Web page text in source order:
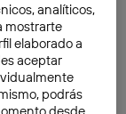
podrán
a
de última
NFC y
analíticos,
mostrarte
elaborado a
aceptar
podrás